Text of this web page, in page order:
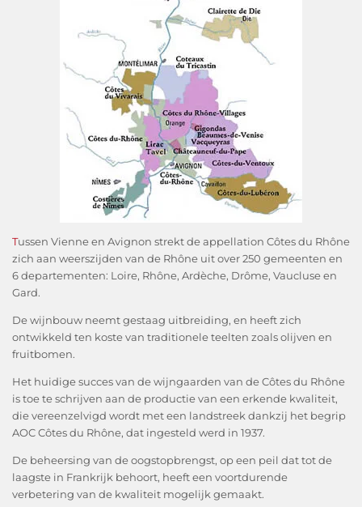
Tussen Vienne en Avignon strekt de appellation Côtes du Rhône
zich aan weerszijden van de Rhône uit over 250 gemeenten en
6 departementen: Loire, Rhône, Ardèche, Drôme, Vaucluse en
Gard.
De wijnbouw neemt gestaag uitbreiding, en heeft zich
ontwikkeld ten koste van traditionele teelten zoals olijven en
fruitbomen.
Het huidige succes van de wijngaarden van de Côtes du Rhône
is toe te schrijven aan de productie van een erkende kwaliteit,
die vereenzelvigd wordt met een landstreek dankzij het begrip
AOC Côtes du Rhône, dat ingesteld werd in 1937.
De beheersing van de oogstopbrengst, op een peil dat tot de
laagste in Frankrijk behoort, heeft een voortdurende
verbetering van de kwaliteit mogelijk gemaakt.